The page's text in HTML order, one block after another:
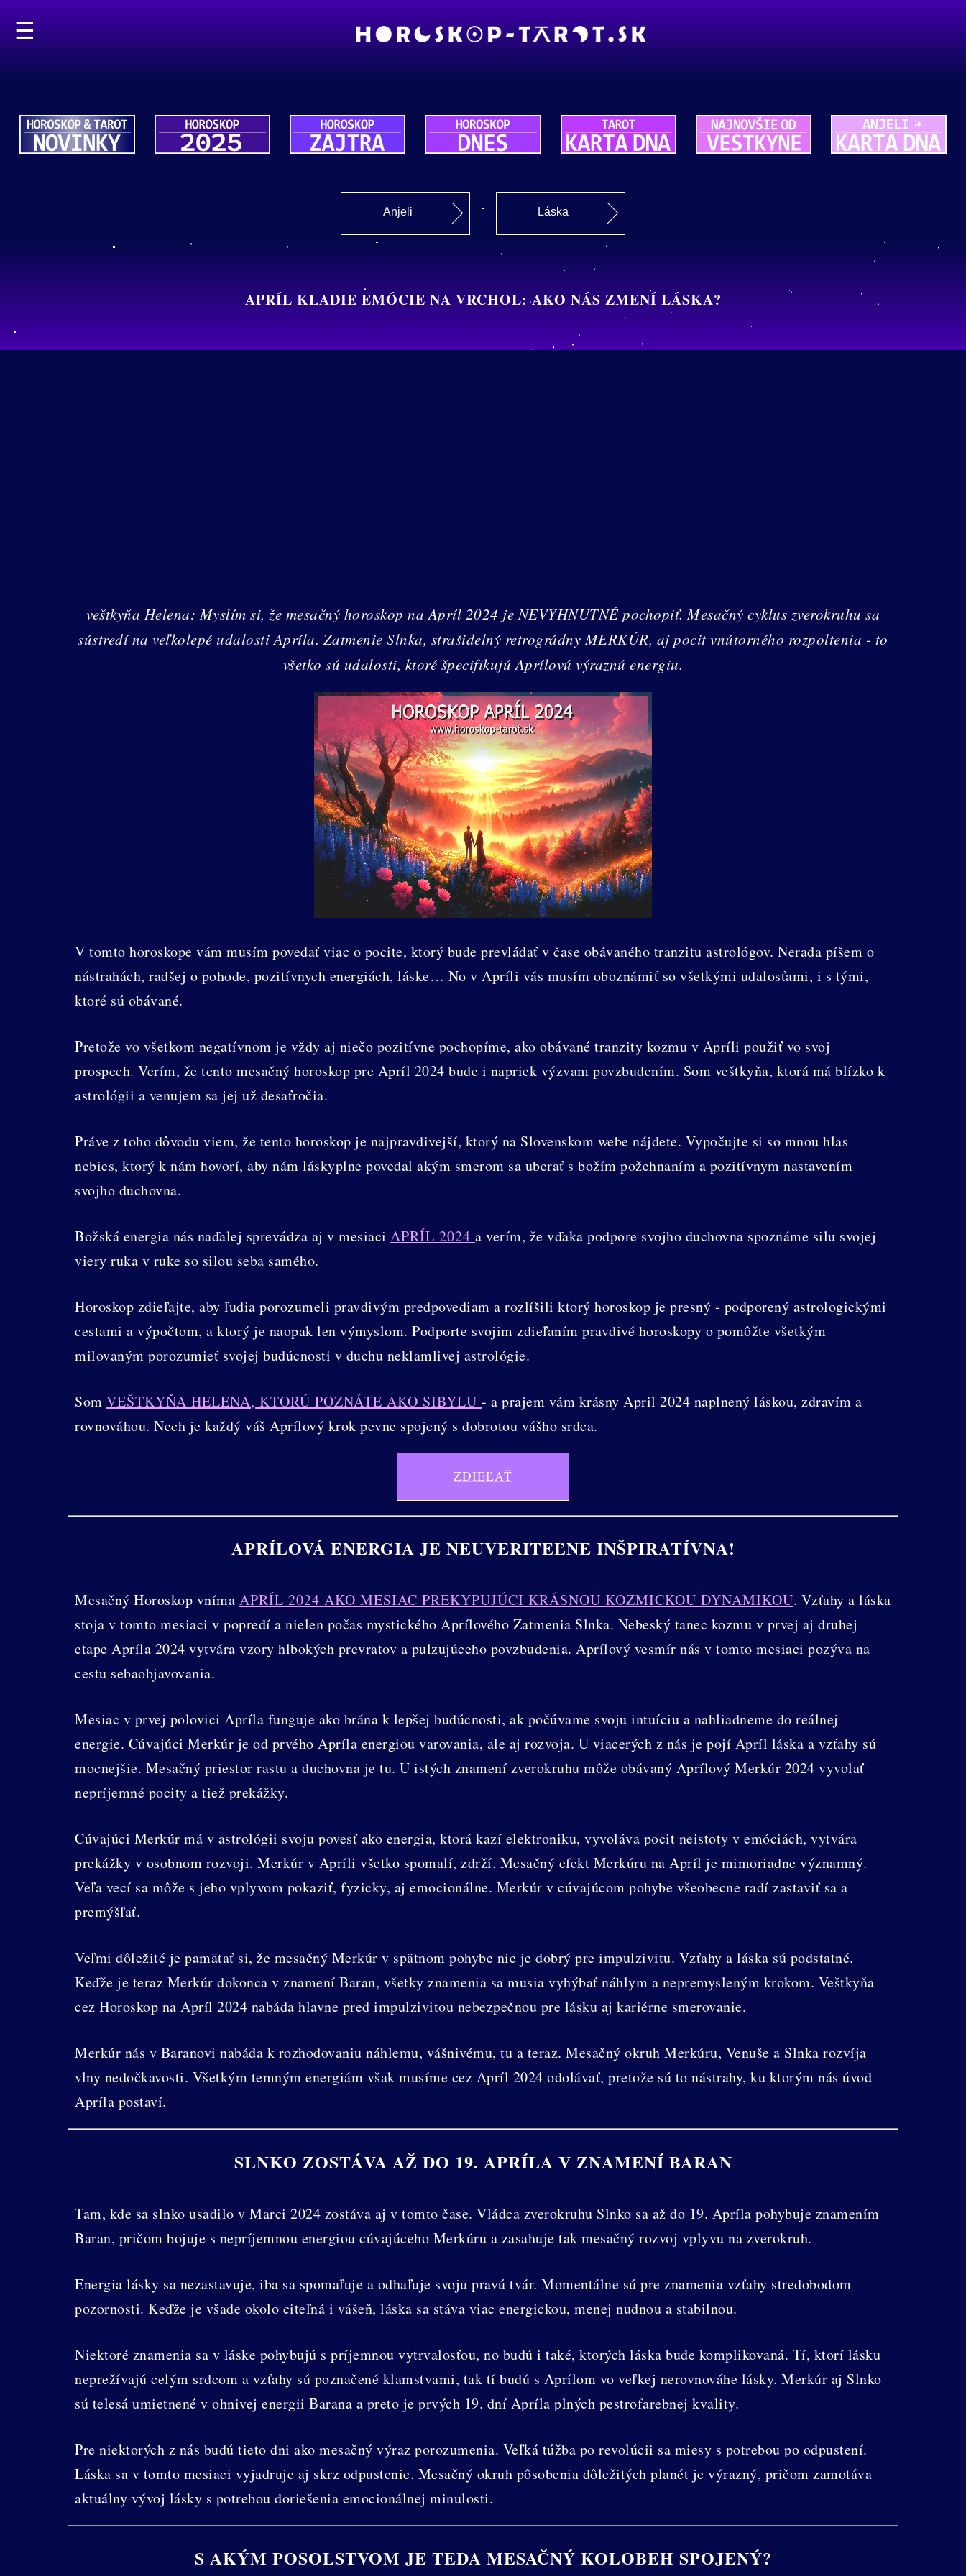
☰
Anjeli Láska
APRÍL KLADIE EMÓCIE NA VRCHOL: AKO NÁS ZMENÍ LÁSKA?
veštkyňa Helena: Myslím si, že mesačný horoskop na Apríl 2024 je NEVYHNUTNÉ pochopiť. Mesačný cyklus zverokruhu sa
sústredí na veľkolepé udalosti Apríla. Zatmenie Slnka, strašidelný retrográdny MERKÚR, aj pocit vnútorného rozpoltenia - to
všetko sú udalosti, ktoré špecifikujú Aprílovú výraznú energiu.
V tomto horoskope vám musím povedať viac o pocite, ktorý bude prevládať v čase obávaného tranzitu astrológov. Nerada píšem o
nástrahách, radšej o pohode, pozitívnych energiách, láske… No v Apríli vás musím oboznámiť so všetkými udalosťami, i s tými,
ktoré sú obávané.
Pretože vo všetkom negatívnom je vždy aj niečo pozitívne pochopíme, ako obávané tranzity kozmu v Apríli použiť vo svoj
prospech. Verím, že tento mesačný horoskop pre Apríl 2024 bude i napriek výzvam povzbudením. Som veštkyňa, ktorá má blízko k
astrológii a venujem sa jej už desaťročia.
Práve z toho dôvodu viem, že tento horoskop je najpravdivejší, ktorý na Slovenskom webe nájdete. Vypočujte si so mnou hlas
nebies, ktorý k nám hovorí, aby nám láskyplne povedal akým smerom sa uberať s božím požehnaním a pozitívnym nastavením
svojho duchovna.
Božská energia nás naďalej sprevádza aj v mesiaciAPRÍL 2024a verím, že vďaka podpore svojho duchovna spoznáme silu svojej
viery ruka v ruke so silou seba samého.
Horoskop zdieľajte, aby ľudia porozumeli pravdivým predpovediam a rozlíšili ktorý horoskop je presný - podporený astrologickými
cestami a výpočtom, a ktorý je naopak len výmyslom. Podporte svojim zdieľaním pravdivé horoskopy o pomôžte všetkým
milovaným porozumieť svojej budúcnosti v duchu neklamlivej astrológie.
SomVEŠTKYŇA HELENA, KTORÚ POZNÁTE AKO SIBYLU- a prajem vám krásny April 2024 naplnený láskou, zdravím a
rovnováhou. Nech je každý váš Aprílový krok pevne spojený s dobrotou vášho srdca.
ZDIEĽAŤ
APRÍLOVÁ ENERGIA JE NEUVERITEĽNE INŠPIRATÍVNA!
Mesačný Horoskop vníma APRÍL 2024 AKO MESIAC PREKYPUJÚCI KRÁSNOU KOZMICKOU DYNAMIKOU. Vzťahy a láska
stoja v tomto mesiaci v popredí a nielen počas mystického Aprílového Zatmenia Slnka. Nebeský tanec kozmu v prvej aj druhej
etape Apríla 2024 vytvára vzory hlbokých prevratov a pulzujúceho povzbudenia. Aprílový vesmír nás v tomto mesiaci pozýva na
cestu sebaobjavovania.
Mesiac v prvej polovici Apríla funguje ako brána k lepšej budúcnosti, ak počúvame svoju intuíciu a nahliadneme do reálnej
energie. Cúvajúci Merkúr je od prvého Apríla energiou varovania, ale aj rozvoja. U viacerých z nás je pojí Apríl láska a vzťahy sú
mocnejšie. Mesačný priestor rastu a duchovna je tu. U istých znamení zverokruhu môže obávaný Aprílový Merkúr 2024 vyvolať
nepríjemné pocity a tiež prekážky.
Cúvajúci Merkúr má v astrológii svoju povesť ako energia, ktorá kazí elektroniku, vyvoláva pocit neistoty v emóciách, vytvára
prekážky v osobnom rozvoji. Merkúr v Apríli všetko spomalí, zdrží. Mesačný efekt Merkúru na Apríl je mimoriadne významný.
Veľa vecí sa môže s jeho vplyvom pokaziť, fyzicky, aj emocionálne. Merkúr v cúvajúcom pohybe všeobecne radí zastaviť sa a
premýšľať.
Veľmi dôležité je pamätať si, že mesačný Merkúr v spätnom pohybe nie je dobrý pre impulzivitu. Vzťahy a láska sú podstatné.
Keďže je teraz Merkúr dokonca v znamení Baran, všetky znamenia sa musia vyhýbať náhlym a nepremysleným krokom. Veštkyňa
cez Horoskop na Apríl 2024 nabáda hlavne pred impulzivitou nebezpečnou pre lásku aj kariérne smerovanie.
Merkúr nás v Baranovi nabáda k rozhodovaniu náhlemu, vášnivému, tu a teraz. Mesačný okruh Merkúru, Venuše a Slnka rozvíja
vlny nedočkavosti. Všetkým temným energiám však musíme cez Apríl 2024 odolávať, pretože sú to nástrahy, ku ktorým nás úvod
Apríla postaví.
SLNKO ZOSTÁVA AŽ DO 19. APRÍLA V ZNAMENÍ BARAN
Tam, kde sa slnko usadilo v Marci 2024 zostáva aj v tomto čase. Vládca zverokruhu Slnko sa až do 19. Apríla pohybuje znamením
Baran, pričom bojuje s nepríjemnou energiou cúvajúceho Merkúru a zasahuje tak mesačný rozvoj vplyvu na zverokruh.
Energia lásky sa nezastavuje, iba sa spomaľuje a odhaľuje svoju pravú tvár. Momentálne sú pre znamenia vzťahy stredobodom
pozornosti. Keďže je všade okolo citeľná i vášeň, láska sa stáva viac energickou, menej nudnou a stabilnou.
Niektoré znamenia sa v láske pohybujú s príjemnou vytrvalosťou, no budú i také, ktorých láska bude komplikovaná. Tí, ktorí lásku
neprežívajú celým srdcom a vzťahy sú poznačené klamstvami, tak tí budú s Aprílom vo veľkej nerovnováhe lásky. Merkúr aj Slnko
sú telesá umietnené v ohnivej energii Barana a preto je prvých 19. dní Apríla plných pestrofarebnej kvality.
Pre niektorých z nás budú tieto dni ako mesačný výraz porozumenia. Veľká túžba po revolúcii sa miesy s potrebou po odpustení.
Láska sa v tomto mesiaci vyjadruje aj skrz odpustenie. Mesačný okruh pôsobenia dôležitých planét je výrazný, pričom zamotáva
aktuálny vývoj lásky s potrebou doriešenia emocionálnej minulosti.
S AKÝM POSOLSTVOM JE TEDA MESAČNÝ KOLOBEH SPOJENÝ?